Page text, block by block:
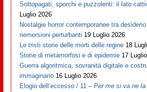
Sottopagati, sporchi e puzzolenti: il lato
Luglio 2026
Nostalgie horror contemporanee tra
riemersioni perturbanti 19 Luglio 2026
Le tristi storie delle morti delle regine 18
Storie di metamorfosi e di epidemie 17
Guerra algoritmica, sovranità digitale e
immaginario 16 Luglio 2026
Elogio dell’eccesso / 11 –Per me si va ne